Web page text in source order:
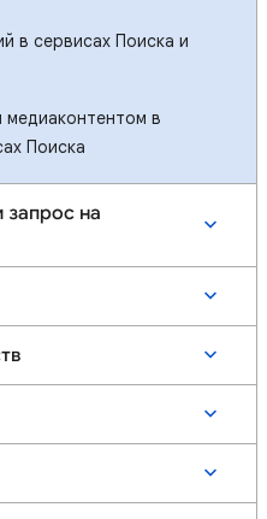
в сервисах Поиска и
медиаконтентом в
Поиска
запрос на